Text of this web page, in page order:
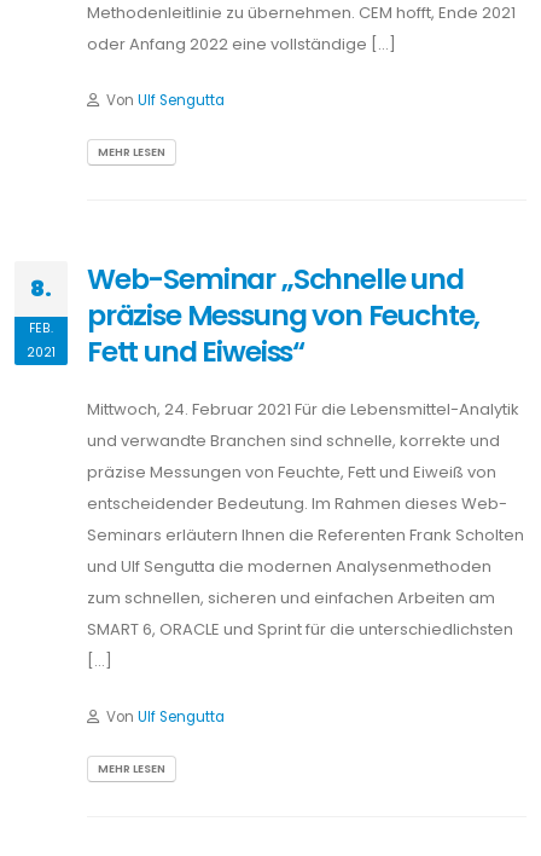
Methodenleitlinie zu übernehmen. CEM hofft, Ende 2021
oder Anfang 2022 eine vollständige […]
Von Ulf Sengutta
MEHR LESEN
8.
FEB.
2021
Web-Seminar „Schnelle und
präzise Messung von Feuchte,
Fett und Eiweiss“
Mittwoch, 24. Februar 2021 Für die Lebensmittel-Analytik
und verwandte Branchen sind schnelle, korrekte und
präzise Messungen von Feuchte, Fett und Eiweiß von
entscheidender Bedeutung. Im Rahmen dieses Web-
Seminars erläutern Ihnen die Referenten Frank Scholten
und Ulf Sengutta die modernen Analysenmethoden
zum schnellen, sicheren und einfachen Arbeiten am
SMART 6, ORACLE und Sprint für die unterschiedlichsten
[…]
Von Ulf Sengutta
MEHR LESEN